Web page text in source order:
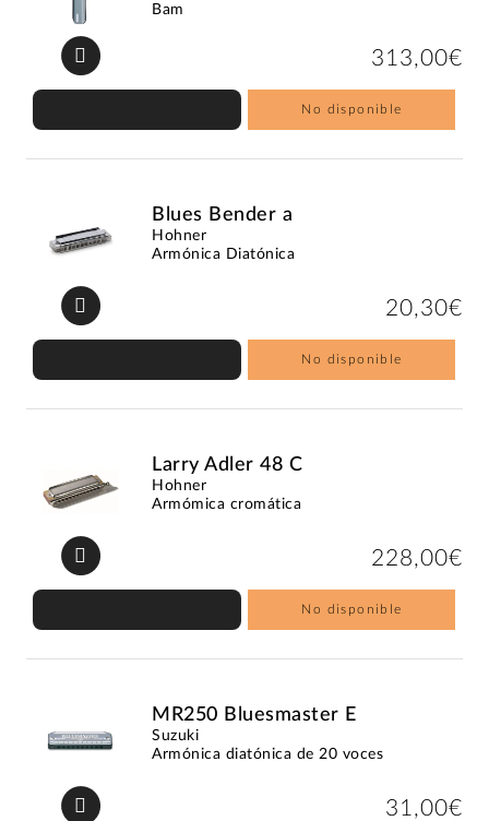
Bam
313,00€
No disponible
Blues Bender a
Hohner
Armónica Diatónica
20,30€
No disponible
Larry Adler 48 C
Hohner
Armómica cromática
228,00€
No disponible
MR250 Bluesmaster E
Suzuki
Armónica diatónica de 20 voces
31,00€